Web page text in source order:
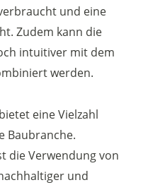
und eine
Zudem kann die
intuitiver mit dem
werden.
eine Vielzahl
Baubranche.
die Verwendung von
und